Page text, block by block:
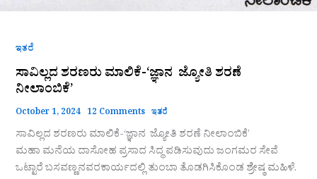
ಇತರೆ
ಸಾವಿಲ್ಲದ ಶರಣರು ಮಾಲಿಕೆ-‘ಜ್ಞಾನ ಜ್ಯೋತಿ ಶರಣೆ
ನೀಲಾಂಬಿಕೆ’
October 1, 2024 12 Comments ಇತರೆ
ಸಾವಿಲ್ಲದ ಶರಣರು ಮಾಲಿಕೆ-‘ಜ್ಞಾನ ಜ್ಯೋತಿ ಶರಣೆ ನೀಲಾಂಬಿಕೆ’
ಮಹಾ ಮನೆಯ ದಾಸೋಹ ಪ್ರಸಾದ ಸಿದ್ಧ ಪಡಿಸುವುದು ಜಂಗಮರ ಸೇವೆ
ಒಟ್ಟಾರೆ ಬಸವಣ್ಣನವರಕಾರ್ಯದಲ್ಲಿ ತುಂಬಾ ತೊಡಗಿಸಿಕೊಂಡ ಶ್ರೇಷ್ಠ ಮಹಿಳೆ.